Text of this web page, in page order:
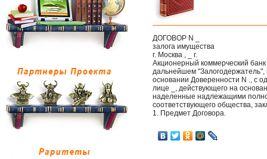
ДОГОВОР N _
залога имущества
г. Москва , _ г.
Акционерный коммерческий
дальнейшем
основании Доверенности N ., с
лице _, действующего на
наделенные надлежащими
соответствующего общества,
1. Предмет Договора.